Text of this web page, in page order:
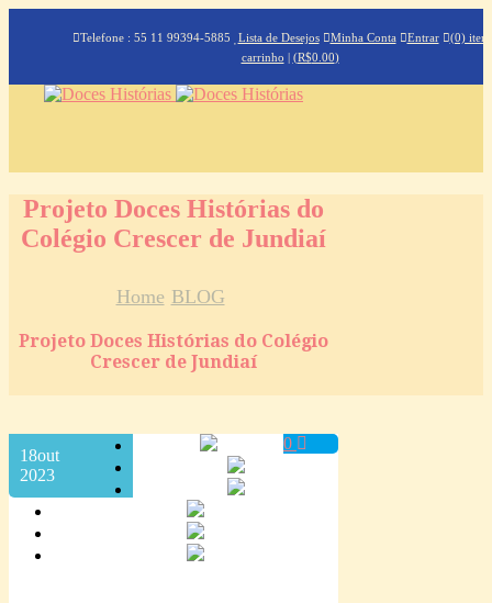
Telefone : 55 11 99394-5885 Lista de Desejos Minha Conta Entrar
(0)
carrinho | (R$0.00)
Projeto Doces Histórias do
Colégio Crescer de Jundiaí
Home BLOG
Projeto Doces Histórias do Colégio
Crescer de Jundiaí
18out
2023
0